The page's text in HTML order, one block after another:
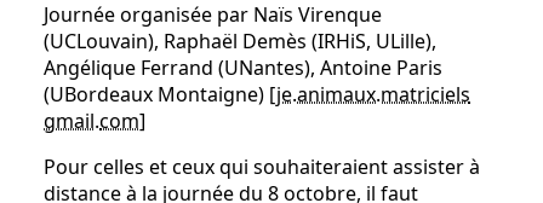
Journée organisée par Naïs Virenque
(UCLouvain), Raphaël Demès (IRHiS, ULille),
Angélique Ferrand (UNantes), Antoine Paris
(UBordeaux Montaigne) [je.animaux.matriciels
gmail.com]
Pour celles et ceux qui souhaiteraient assister à
distance à la journée du 8 octobre, il faut